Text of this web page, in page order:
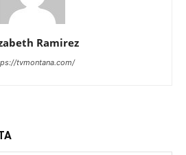
Ramirez
tvmontana.com/